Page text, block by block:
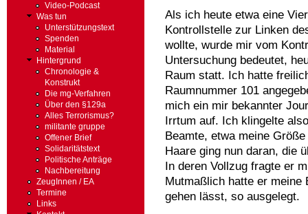
Als ich heute etwa eine
Kontrollstelle zur Linken
wollte, wurde mir vom
Untersuchung bedeutet,
Raum statt. Ich hatte
Raumnummer 101
mich ein mir bekannter
Irrtum auf. Ich klingelte
Beamte, etwa meine
Haare ging nun daran, die
In deren Vollzug fragte er
Mutmaßlich hatte er meine
gehen lässt, so ausgelegt.
Video-Podcast
Was tun
Unterstützungstext
Spenden
Material
Hintergrund
Chronologie &
Konstrukt
Die mg-Verfahren
Über den §129a
Alles Terrorismus?
militante gruppe
Offener Brief
Solidaritätstext
Politische Anträge
Nachbereitung
ZeugInnen / EA
Termine
Links